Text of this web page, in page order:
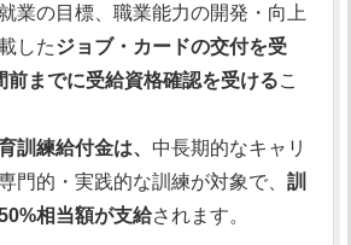
就業の目標、職業能力の開発・向上
したジョブ・カードの交付を受
前までに受給資格確認を受けるこ
訓練給付金は、 中長期的なキャリ
門的・実践的な訓練が対象で、 訓
相当額が支給されます。